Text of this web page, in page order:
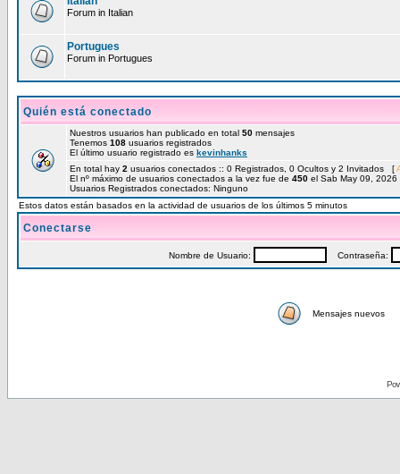
Forum in Italian
Portugues
Forum in Portugues
Quién está conectado
Nuestros usuarios han publicado en total 50 mensajes
Tenemos 108 usuarios registrados
El último usuario registrado es kevinhanks
En total hay 2 usuarios conectados :: 0 Registrados, 0 Ocultos y 2 Invitados [
El nº máximo de usuarios conectados a la vez fue de 450 el Sab May 09, 2026
Usuarios Registrados conectados: Ninguno
Estos datos están basados en la actividad de usuarios de los últimos 5 minutos
Conectarse
Nombre de Usuario: Contraseña:
Mensajes nuevos